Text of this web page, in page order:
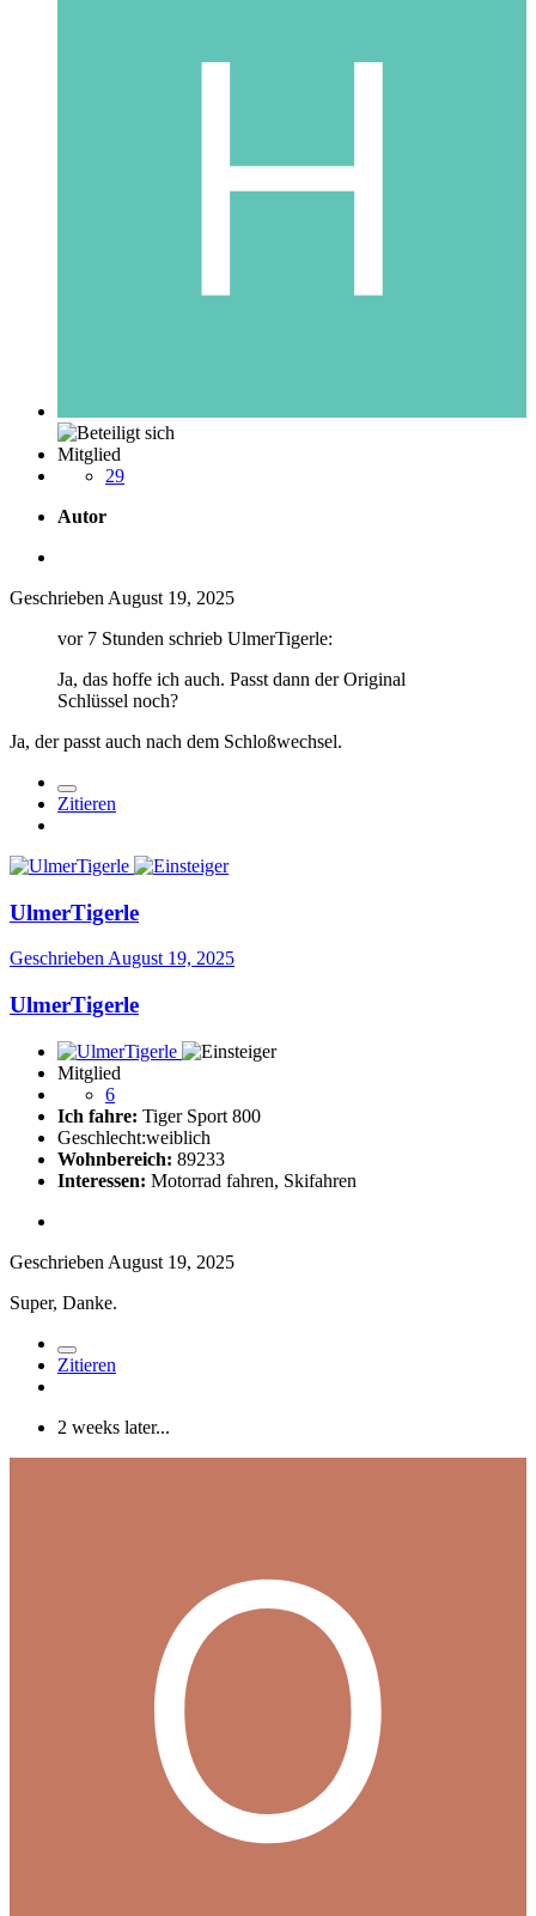
Mitglied
29
Autor
Geschrieben August 19, 2025
vor 7 Stunden schrieb UlmerTigerle:
Ja, das hoffe ich auch. Passt dann der Original
Schlüssel noch?
Ja, der passt auch nach dem Schloßwechsel.
Zitieren
UlmerTigerle
GeschriebenAugust 19, 2025
UlmerTigerle
Mitglied
6
Ich fahre: Tiger Sport 800
Geschlecht:weiblich
Wohnbereich: 89233
Interessen: Motorrad fahren, Skifahren
Geschrieben August 19, 2025
Super, Danke.
Zitieren
2 weeks later...